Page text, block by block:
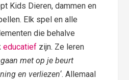
Kids Dieren, dammen en
Elk spel en alle
die behalve
educatief zijn. Ze leren
met op je beurt
en verliezen‘. Allemaal